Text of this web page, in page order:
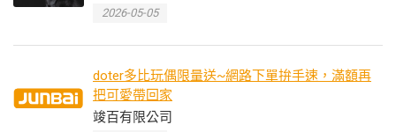
2026-05-05
doter多比玩偶限量送~網路下單拚手速，滿額再
把可愛帶回家
竣百有限公司